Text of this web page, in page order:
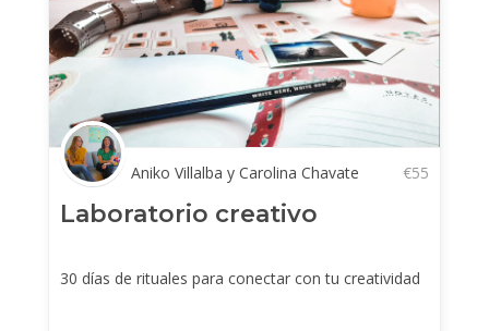
Aniko Villalba y Carolina Chavate €55
Laboratorio creativo
30 días de rituales para conectar con tu creatividad